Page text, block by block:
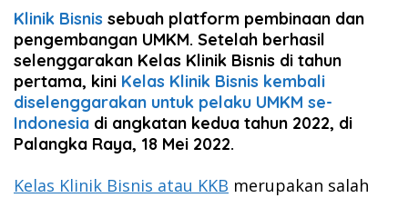
Klinik Bisnis sebuah platform pembinaan dan
pengembangan UMKM. Setelah berhasil
selenggarakan Kelas Klinik Bisnis di tahun
pertama, kini Kelas Klinik Bisnis kembali
diselenggarakan untuk pelaku UMKM se-
Indonesia di angkatan kedua tahun 2022, di
Palangka Raya, 18 Mei 2022.
Kelas Klinik Bisnis atau KKB merupakan salah